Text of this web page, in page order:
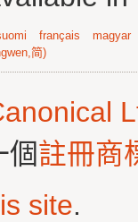
français
magyar
简)
個註冊商
site.